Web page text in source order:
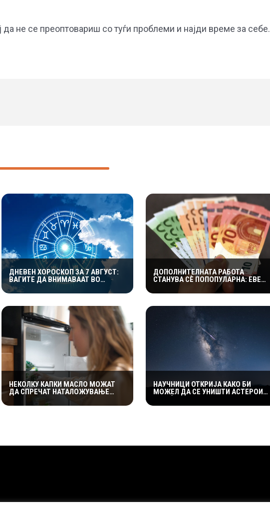
не се преоптовариш со туѓи проблеми и најди време за себе.
ДНЕВЕН ХОРОСКОП ЗА 7 АВГУСТ:
ВАГИТЕ ДА ВНИМАВААТ ВО
ЉУБОВТА, БИКОВИТЕ ДА НЕ
РИЗИКУВААТ НА РАБОТА
ДОПОЛНИТЕЛНАТА РАБОТА
СТАНУВА СÈ ПОПОПУЛАРНА: ЕВЕ
КОИ ИДЕИ МОЖАТ ДА ДОНЕСАТ
ДОБРА ЗАРАБОТКА
НЕКОЛКУ КАПКИ МАСЛО МОЖАТ
ДА СПРЕЧАТ НАТАЛОЖУВАЊЕ
МРАЗ ВО ЗАМРЗНУВАЧОТ – ЕВЕ
КАКО ФУНКЦИОНИРА
НАУЧНИЦИ ОТКРИЈА КАКО БИ
МОЖЕЛ ДА СЕ УНИШТИ АСТЕРОИД